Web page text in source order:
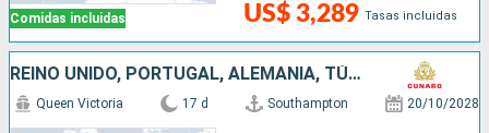
Comidas incluidas US$ 3,289 Tasas incluidas
REINO UNIDO, PORTUGAL, ALEMANIA, TÚNEZ, ITALIA, ESPAÑA
Queen Victoria 17 d Southampton 20/10/2028